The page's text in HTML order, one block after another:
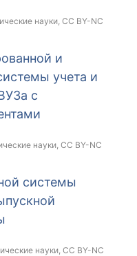
науки, CC BY-NC
и
учета и
с
науки, CC BY-NC
системы
науки, CC BY-NC